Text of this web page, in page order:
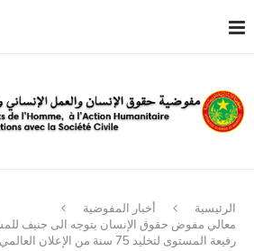
الرئيسية
أخبار المفوضية
معالي مفوض حقوق الإنسان يتوجه الى جنيف
رفيعة المستوى لتخليد 75 سنة من الإعلان العالمي لحقوق الإنسان